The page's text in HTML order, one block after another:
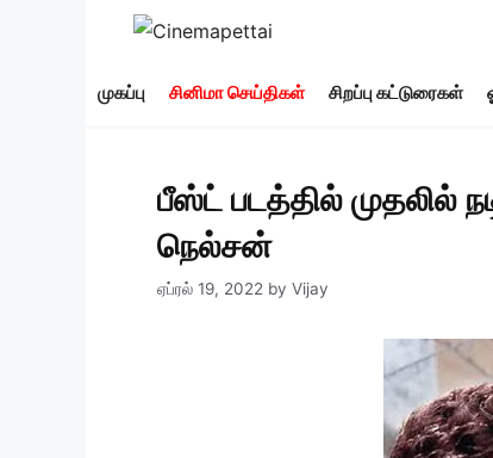
முகப்பு சினிமா செய்திகள் சிறப்பு கட்டுரைகள்
பீஸ்ட் படத்தில் முதலில்
நெல்சன்
ஏப்ரல் 19, 2022 by Vijay